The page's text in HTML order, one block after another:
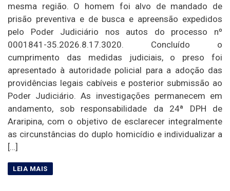
mesma região. O homem foi alvo de mandado de
prisão preventiva e de busca e apreensão expedidos
pelo Poder Judiciário nos autos do processo nº
0001841-35.2026.8.17.3020. Concluído o
cumprimento das medidas judiciais, o preso foi
apresentado à autoridade policial para a adoção das
providências legais cabíveis e posterior submissão ao
Poder Judiciário. As investigações permanecem em
andamento, sob responsabilidade da 24ª DPH de
Araripina, com o objetivo de esclarecer integralmente
as circunstâncias do duplo homicídio e individualizar a
[…]